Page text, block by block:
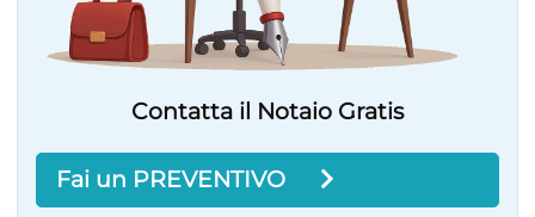
Contatta il Notaio Gratis
Fai un PREVENTIVO